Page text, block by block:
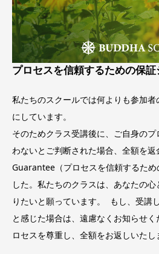
プロセスを信頼するための保証
私たちのスクールでは何よりも参加
にしています。
そのためクラス受講後に、ご自身の
わないとご判断された場合、全額を
Guarantee（プロセスを信頼するため
した。私たちのクラスは、あなたの
りたいと願っています。 もし、受講
と感じた場合は、遠慮なくお知らせ
ロセスを尊重し、全額をお返しいたし